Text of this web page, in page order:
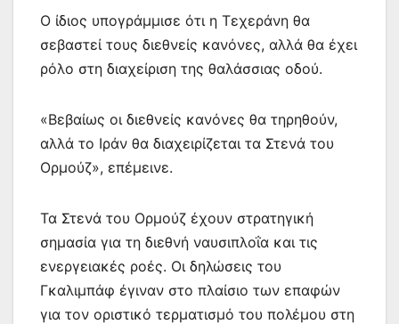
Ο ίδιος υπογράμμισε ότι η Τεχεράνη θα
σεβαστεί τους διεθνείς κανόνες, αλλά θα έχει
ρόλο στη διαχείριση της θαλάσσιας οδού.
«Βεβαίως οι διεθνείς κανόνες θα τηρηθούν,
αλλά το Ιράν θα διαχειρίζεται τα Στενά του
Ορμούζ», επέμεινε.
Τα Στενά του Ορμούζ έχουν στρατηγική
σημασία για τη διεθνή ναυσιπλοΐα και τις
ενεργειακές ροές. Οι δηλώσεις του
Γκαλιμπάφ έγιναν στο πλαίσιο των επαφών
για τον οριστικό τερματισμό του πολέμου στη